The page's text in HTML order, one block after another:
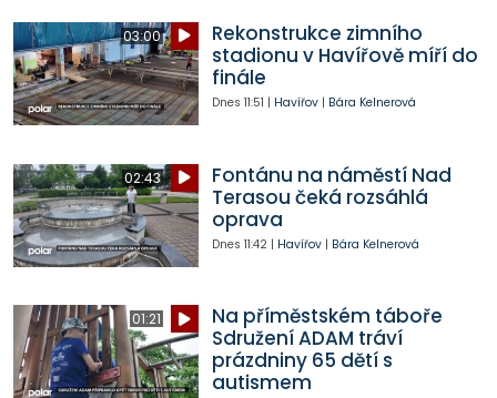
03:00
Rekonstrukce zimního
stadionu v Havířově míří do
finále
Dnes 11:51 | Havířov| Bára Kelnerová
02:43
Fontánu na náměstí Nad
Terasou čeká rozsáhlá
oprava
Dnes 11:42| Havířov| Bára Kelnerová
01:21
Na příměstském táboře
Sdružení ADAM tráví
prázdniny 65 dětí s
autismem